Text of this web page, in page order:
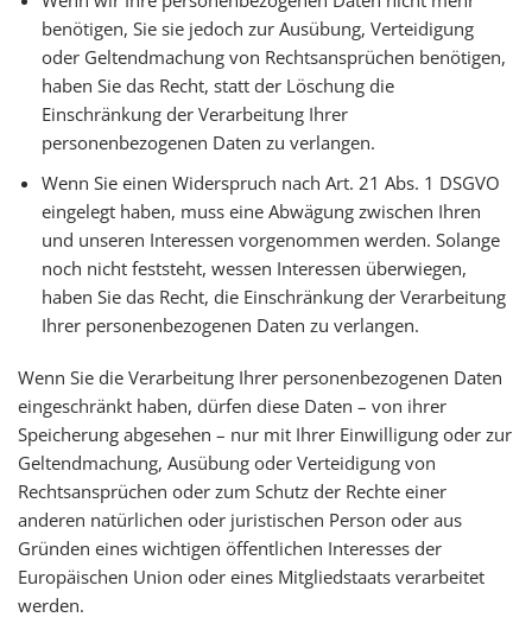
benötigen, Sie sie jedoch zur Ausübung, Verteidigung
oder Geltendmachung von Rechtsansprüchen benötigen,
haben Sie das Recht, statt der Löschung die
Einschränkung der Verarbeitung Ihrer
personenbezogenen Daten zu verlangen.
Wenn Sie einen Widerspruch nach Art. 21 Abs. 1 DSGVO
eingelegt haben, muss eine Abwägung zwischen Ihren
und unseren Interessen vorgenommen werden. Solange
noch nicht feststeht, wessen Interessen überwiegen,
haben Sie das Recht, die Einschränkung der Verarbeitung
Ihrer personenbezogenen Daten zu verlangen.
Wenn Sie die Verarbeitung Ihrer personenbezogenen Daten
eingeschränkt haben, dürfen diese Daten – von ihrer
Speicherung abgesehen – nur mit Ihrer Einwilligung oder zur
Geltendmachung, Ausübung oder Verteidigung von
Rechtsansprüchen oder zum Schutz der Rechte einer
anderen natürlichen oder juristischen Person oder aus
Gründen eines wichtigen öffentlichen Interesses der
Europäischen Union oder eines Mitgliedstaats verarbeitet
werden.